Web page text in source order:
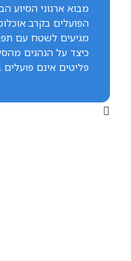
מבוא ארגוני הסיוע
הפועלים בקרב
מגיעים לשטח עם
כיצד על הנהנים
פליטים אינם